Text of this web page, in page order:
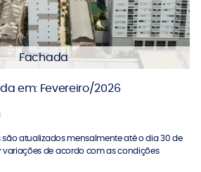
Fachada
em: Fevereiro/2026
são atualizados mensalmente até o dia 30 de
de acordo com as condições